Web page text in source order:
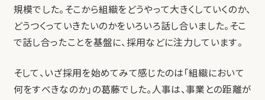
規模でした。そこから組織をどうやって大きくしていくのか、
どうつくっていきたいのかをいろいろ話し合いました。そこ
で話し合ったことを基盤に、採用などに注力しています。
そして、いざ採用を始めてみて感じたのは「組織において
何をすべきなのか」の葛藤でした。人事は、事業との距離が